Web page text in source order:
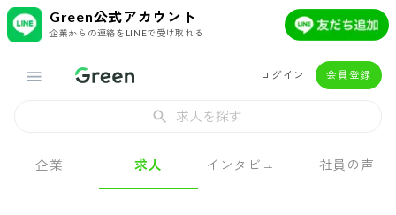
Green公式アカウント
企業からの連絡をLINEで受け取れる
ログイン 会員登録
求人を探す
企業 求人 インタビュー 社員の声